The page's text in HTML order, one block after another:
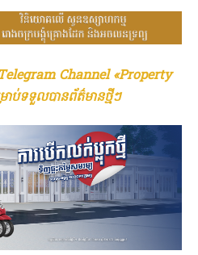
Channel «Property
ប់ទទួលបានព័ត៌មានថ្មីៗ